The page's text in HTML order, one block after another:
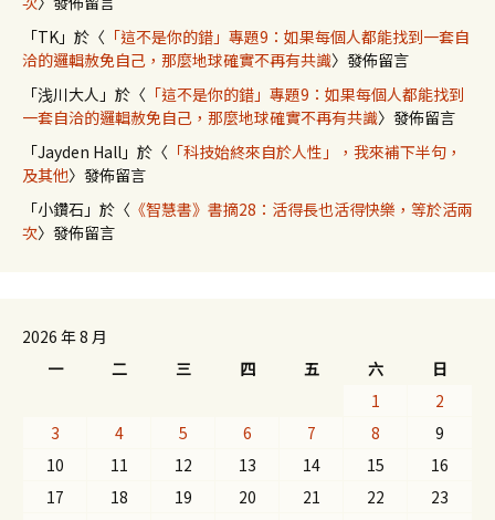
「TK 」於〈 「這不是你的錯」專題9：如果每個人都能找到一套自
洽的邏輯赦免自己，那麼地球確實不再有共識〉發佈留言
「浅川大人 」於〈 「這不是你的錯」專題9：如果每個人都能找到
一套自洽的邏輯赦免自己，那麼地球確實不再有共識〉發佈留言
「Jayden Hall 」於〈 「科技始終來自於人性」，我來補下半句，
及其他〉發佈留言
「小鑽石 」於〈 《智慧書》書摘28：活得長也活得快樂，等於活兩
次〉發佈留言
2026 年 8 月
一
二 三 四 五 六
日
1
2
3
4 5 6 7 8
9
10
11 12 13 14 15
16
17
18 19 20 21 22
23